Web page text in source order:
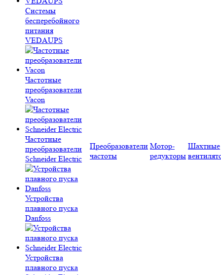
Системы
бесперебойного
питания
VEDAUPS
Частотные
преобразователи
Vacon
Частотные
преобразователи
Schneider Electric
Устройства
плавного пуска
Danfoss
Устройства
плавного пуска
Преобразователи
частоты
Мотор-
редукторы
Шахтные